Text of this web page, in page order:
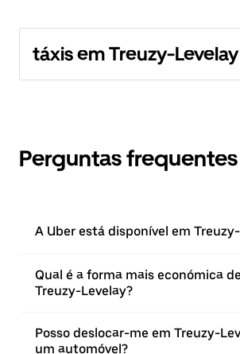
táxis em Treuzy-Levelay
Perguntas frequentes
A Uber está disponível em
Qual é a forma mais económica
Treuzy-Levelay?
Posso deslocar-me em Treuzy-
um automóvel?